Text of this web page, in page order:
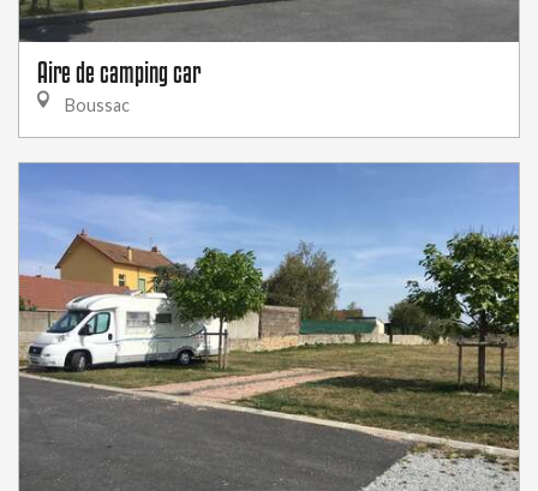
Aire de camping car
Boussac